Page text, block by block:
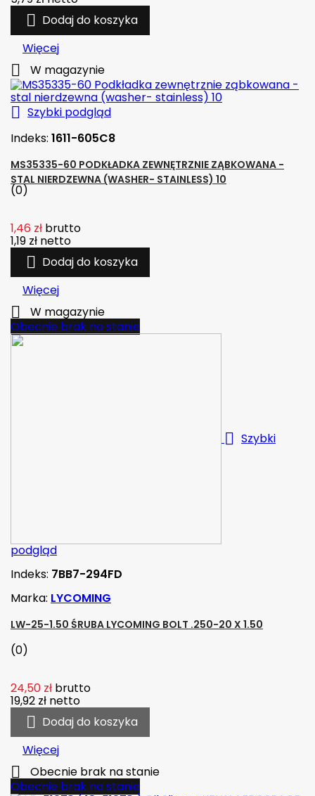
 Dodaj do koszyka
Więcej
 W magazynie
 Szybki podgląd
Indeks: 1611-605C8
MS35335-60 PODKŁADKA ZEWNĘTRZNIE ZĄBKOWANA -
STAL NIERDZEWNA (WASHER- STAINLESS) 10
(0)
1,46 zł brutto
1,19 zł netto
 Dodaj do koszyka
Więcej

W magazynie
Obecnie brak na stanie
 Szybki
podgląd
Indeks: 7BB7-294FD
Marka: LYCOMING
LW-25-1.50 ŚRUBA LYCOMING BOLT .250-20 X 1.50
(0)
24,50 zł brutto
19,92 zł netto
 Dodaj do koszyka
Więcej

Obecnie brak na stanie
Obecnie brak na stanie